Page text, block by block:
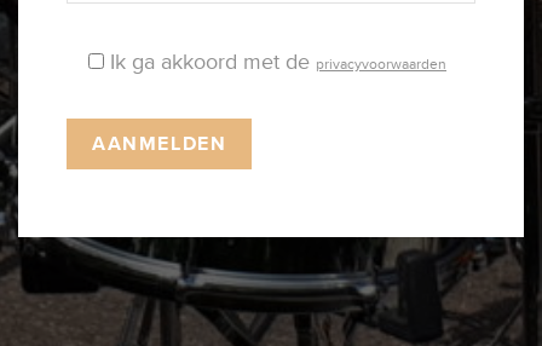
Ik ga akkoord met de privacyvoorwaarden